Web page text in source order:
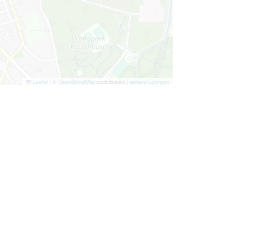
Leaflet OpenStreetMap contributors | weitere Lizenzen